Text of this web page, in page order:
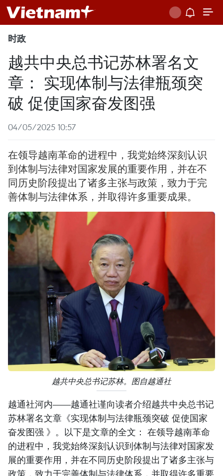
时政
越共中央总书记苏林署名文
章： 实现体制与法律瓶颈突
破 促使国家奋发图强
04/05/2025 10:57
在领导越南革命的进程中，我党始终深刻认识
到体制与法律对国家发展的重要作用，并在不
同历史阶段提出了诸多主张与政策，致力于完
善体制与法律体系，并取得许多重要成果。
越共中央总书记苏林。图自越通社
越通社河内——越通社谨向读者介绍越共中央总书记
苏林署名文章《实现体制与法律瓶颈突破 促使国家
奋发图强 》。以下是文章的全文： 在领导越南革命
的进程中，我党始终深刻认识到体制与法律对国家发
展的重要作用，并在不同历史阶段提出了诸多主张与
政策，致力于完善体制与法律体系，并取得许多重要